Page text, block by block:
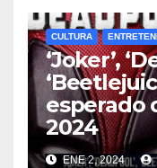
CULTURA
‘Joker’,
esperado
2024
ENE 2, 2024